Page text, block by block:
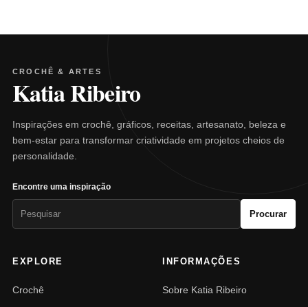
CROCHÊ & ARTES
Katia Ribeiro
Inspirações em crochê, gráficos, receitas, artesanato, beleza e
bem-estar para transformar criatividade em projetos cheios de
personalidade.
Encontre uma inspiração
Procurar
EXPLORE
Crochê
INFORMAÇÕES
Sobre Katia Ribeiro